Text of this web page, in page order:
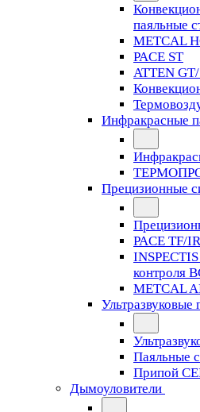
паяльные
METCAL
PACE ST
ATTEN
Инфракрасные
Прецизионные
PACE TF/IR
контроля
METCAL
Паяльные
Припой
Дымоуловители